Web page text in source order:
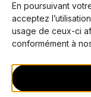
En poursuivant
acceptez
usage de ceux-ci
conformément à